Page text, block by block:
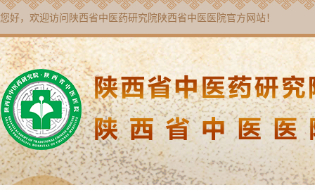
您好，欢迎访问 陕西省中医药研究院陕西省中医医院官方网站！